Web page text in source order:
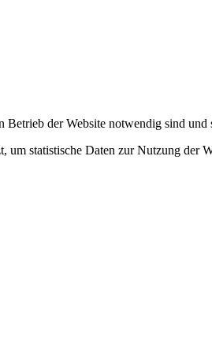
der Website notwendig sind und
statistische Daten zur Nutzung der